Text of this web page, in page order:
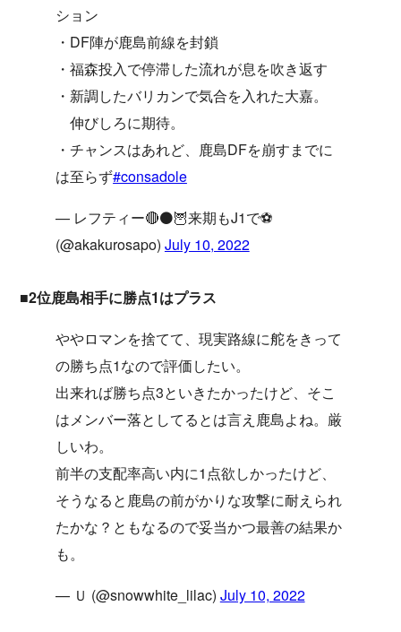
ション
・DF陣が鹿島前線を封鎖
・福森投入で停滞した流れが息を吹き返す
・新調したバリカンで気合を入れた大嘉。
伸びしろに期待。
・チャンスはあれど、鹿島DFを崩すまでに
は至らず#consadole
— レフティー🔴⚫🦉来期もJ1で⚽
(@akakurosapo) July 10, 2022
■2位鹿島相手に勝点1はプラス
ややロマンを捨てて、現実路線に舵をきって
の勝ち点1なので評価したい。
出来れば勝ち点3といきたかったけど、そこ
はメンバー落としてるとは言え鹿島よね。厳
しいわ。
前半の支配率高い内に1点欲しかったけど、
そうなると鹿島の前がかりな攻撃に耐えられ
たかな？ともなるので妥当かつ最善の結果か
も。
— Ｕ (@snowwhite_lilac) July 10, 2022